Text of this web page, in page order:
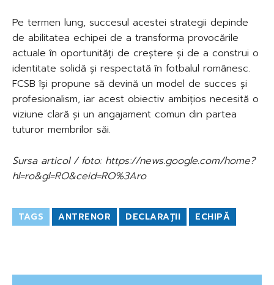
Pe termen lung, succesul acestei strategii depinde
de abilitatea echipei de a transforma provocările
actuale în oportunități de creștere și de a construi o
identitate solidă și respectată în fotbalul românesc.
FCSB își propune să devină un model de succes și
profesionalism, iar acest obiectiv ambițios necesită o
viziune clară și un angajament comun din partea
tuturor membrilor săi.
Sursa articol / foto: https://news.google.com/home?
hl=ro&gl=RO&ceid=RO%3Aro
TAGS ANTRENOR DECLARAȚII ECHIPĂ